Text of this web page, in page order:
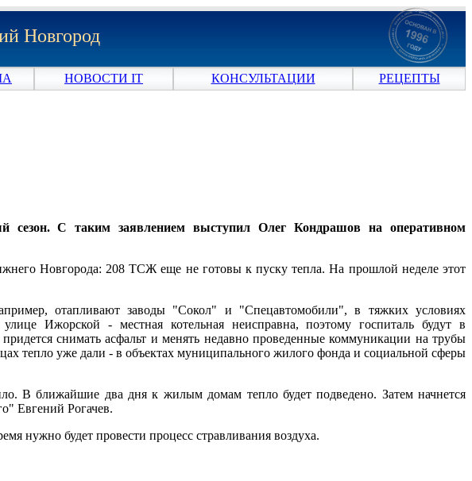
Новгород
НОВОСТИ IT КОНСУЛЬТАЦИИ РЕЦЕПТЫ
сезон. С таким заявлением выступил Олег Кондрашов на оперативном
Новгорода: 208 ТСЖ еще не готовы к пуску тепла. На прошлой неделе этот
отапливают заводы "Сокол" и "Спецавтомобили", в тяжких условиях
Ижорской - местная котельная неисправна, поэтому госпиталь будут в
снимать асфальт и менять недавно проведенные коммуникации на трубы
тепло уже дали - в объектах муниципального жилого фонда и социальной сферы
В ближайшие два дня к жилым домам тепло будет подведено. Затем начнется
Евгений Рогачев.
нужно будет провести процесс стравливания воздуха.